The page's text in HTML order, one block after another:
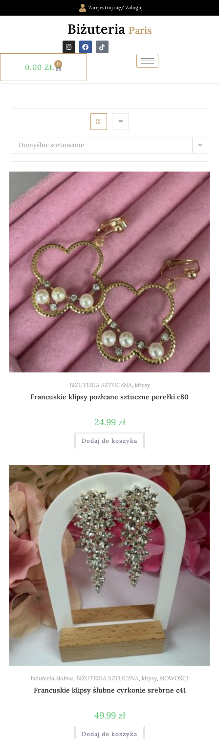
Zarejestruj się/ Zaloguj
Biżuteria Paris
0.00 ZŁ 0
Domyślne sortowanie
BIŻUTERIA SZTUCZNA klipsy
Francuskie klipsy pozłcane sztuczne perełki c80
24.99 zł
Dodaj do koszyka
biżuteria ślubna BIŻUTERIA SZTUCZNA klipsy NOWOŚCI
Francuskie klipsy ślubne cyrkonie srebrne c41
49.99 zł
Dodaj do koszyka